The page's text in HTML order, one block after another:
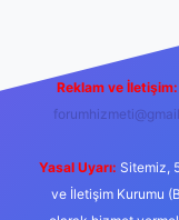
Reklam ve İletişim:
Yasal Uyarı: Sitemiz,
ve İletişim Kurumu